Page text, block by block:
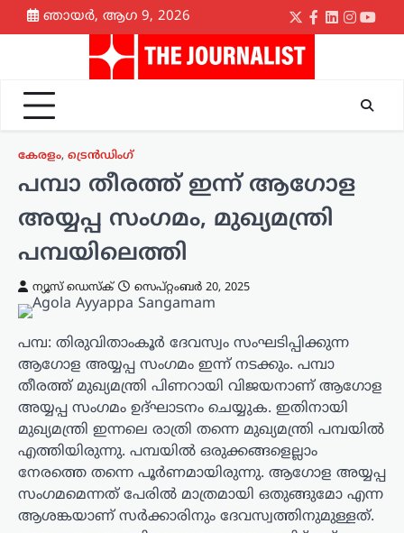
Skip
to
ഞായർ, ആഗ 9, 2026
Twitter
Facebook
LinkedIn
കേരളം, ട്രെൻഡിംഗ്
പമ്പാ തീരത്ത് ഇന്ന് ആഗോള
അയ്യപ്പ സംഗമം, മുഖ്യമന്ത്രി
പമ്പയിലെത്തി
ന്യൂസ് ഡെസ്ക് സെപ്റ്റംബർ 20, 2025
പമ്പ: തിരുവിതാംകൂർ ദേവസ്വം സംഘടിപ്പിക്കുന്ന
ആഗോള അയ്യപ്പ സംഗമം ഇന്ന് നടക്കും. പമ്പാ
തീരത്ത് മുഖ്യമന്ത്രി പിണറായി വിജയനാണ് ആഗോള
അയ്യപ്പ സംഗമം ഉദ്ഘാടനം ചെയ്യുക. ഇതിനായി
മുഖ്യമന്ത്രി ഇന്നലെ രാത്രി തന്നെ മുഖ്യമന്ത്രി പമ്പയിൽ
എത്തിയിരുന്നു. പമ്പയിൽ ഒരുക്കങ്ങളെല്ലാം
നേരത്തെ തന്നെ പൂര്‍ണമായിരുന്നു. ആഗോള അയ്യപ്പ
സംഗമമെന്നത് പേരിൽ മാത്രമായി ഒതുങ്ങുമോ എന്ന
ആശങ്കയാണ് സർക്കാരിനും ദേവസ്വത്തിനുമുള്ളത്.